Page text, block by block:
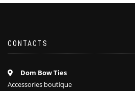
CONTACTS
Dom Bow Ties
Accessories boutique